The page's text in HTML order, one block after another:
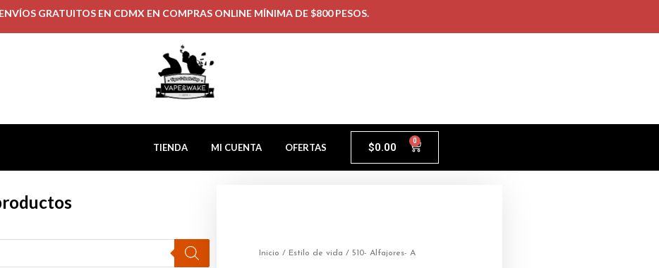
ENVÍOS GRATUITOS EN CDMX EN COMPRAS ONLINE MÍNIMA DE $800 PESOS.
TIENDA MI CUENTA OFERTAS $0.00 0
Inicio / Estilo de vida / 510- Alfajores- A